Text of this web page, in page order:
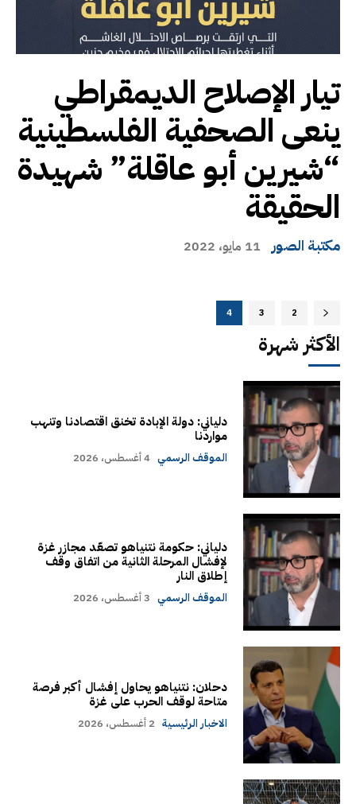
تيار الإصلاح الديمقراطي
ينعى الصحفية الفلسطينية
“شيرين أبو عاقلة” شهيدة
الحقيقة
مكتبة الصور 11 مايو، 2022
2
3
4
الأكثر شهرة
دلياني: دولة الإبادة تخنق اقتصادنا وتنهب
مواردنا
الموقف الرسمي 4 أغسطس، 2026
دلياني: حكومة نتنياهو تصعّد مجازر غزة
لإفشال المرحلة الثانية من اتفاق وقف
إطلاق النار
الموقف الرسمي 3 أغسطس، 2026
دحلان: نتنياهو يحاول إفشال أكبر فرصة
متاحة لوقف الحرب على غزة
الاخبار الرئيسية 2 أغسطس، 2026